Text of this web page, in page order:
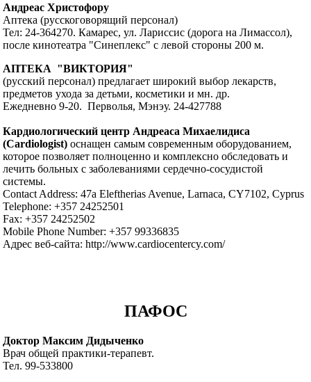
Андреас Христофору
Аптека (русскоговорящий персонал)
Тел: 24-364270. Камарес, ул. Лариссис (дорога на Лимассол),
после кинотеатра "Синеплекс" с левой стороны 200 м.
АПТЕКА "ВИКТОРИЯ"
(русский персонал) предлагает широкий выбор лекарств,
предметов ухода за детьми, косметики и мн. др.
Ежедневно 9-20. Перволья, Мэнэу. 24-427788
Кардиологический центр Андреаса Михаелидиса
(Cardiologist) оснащен самым современным оборудованием,
которое позволяет полноценно и комплексно обследовать и
лечить больных с заболеваниями сердечно-сосудистой
системы.
Contact Address: 47a Eleftherias Avenue, Larnaca, CY7102, Cyprus
Telephone: +357 24252501
Fax: +357 24252502
Mobile Phone Number: +357 99336835
Адрес веб-сайта: http://www.cardiocentercy.com/
ПАФОС
Доктор Максим Дидыченко
Врач общей практики-терапевт.
Тел. 99-533800